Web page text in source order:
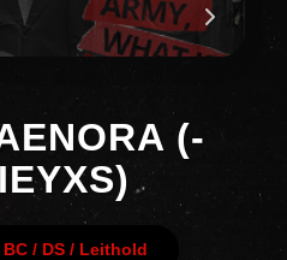
(-
BC / DS / Leithold